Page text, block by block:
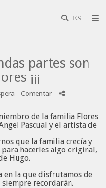
partes son
¡¡¡
- Comentar -
de la familia Flores
Pascual y el artista de
que la familia crecía y
hacerles algo original,
Hugo.
en la que disfrutamos de
siempre recordarán.